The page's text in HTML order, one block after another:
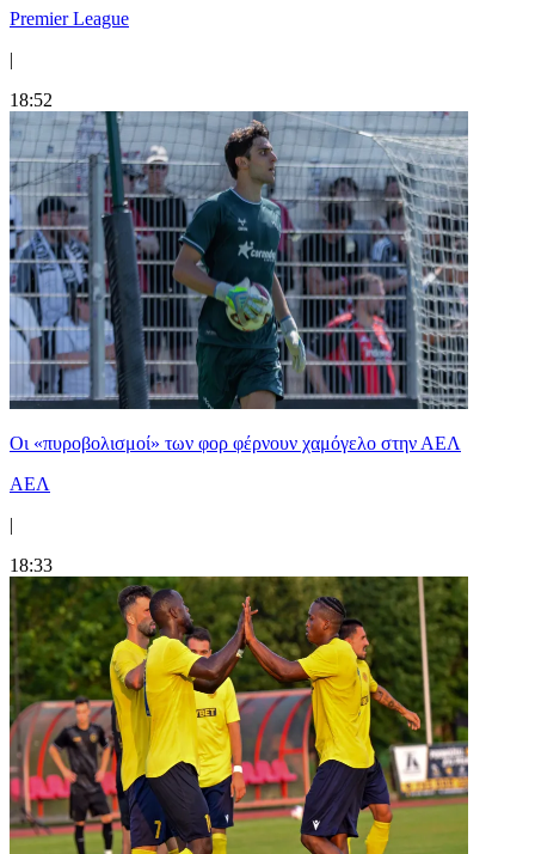
Premier League
|
18:52
Οι «πυροβολισμοί» των φορ φέρνουν χαμόγελο στην ΑΕΛ
ΑΕΛ
|
18:33